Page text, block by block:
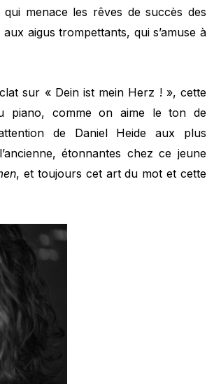
menace les rêves de succès des
aigus trompettants, qui s’amuse à
sur « Dein ist mein Herz ! », cette
piano, comme on aime le ton de
de Daniel Heide aux plus
étonnantes chez ce jeune
, et toujours cet art du mot et cette